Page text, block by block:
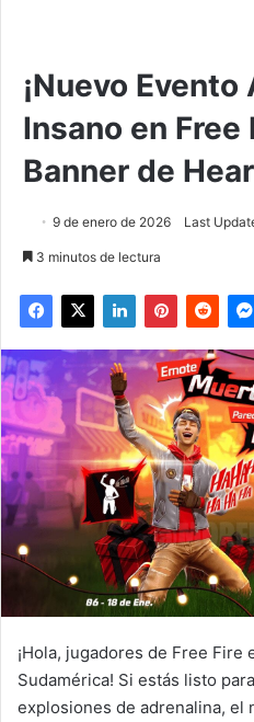
¡Nuevo Evento
Insano en
Banner de
9 de enero de 2026 Last
3 minutos de lectura
¡Hola, jugadores de Free Fire
Sudamérica! Si estás listo
explosiones de adrenalina, el